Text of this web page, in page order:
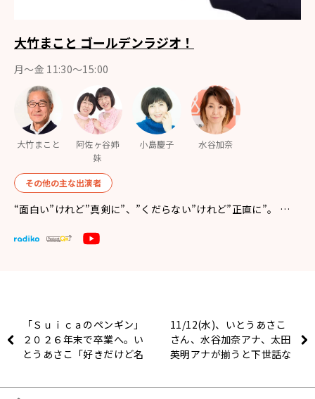
大竹まこと ゴールデンラジオ！
月〜金 11:30～15:00
大竹まこと
阿佐ヶ谷姉
妹
小島慶子 水谷加奈
その他の主な出演者
“面白い”けれど”真剣に”、”くだらない”けれど”正直に”。 …
「Ｓｕｉｃａのペンギン」
２０２６年末で卒業へ。い
とうあさこ「好きだけど名
って知らなかった」
11/12(水)、いとうあさこ
さん、水谷加奈アナ、太田
英明アナが揃うと下世話な
ゲームの話題も！